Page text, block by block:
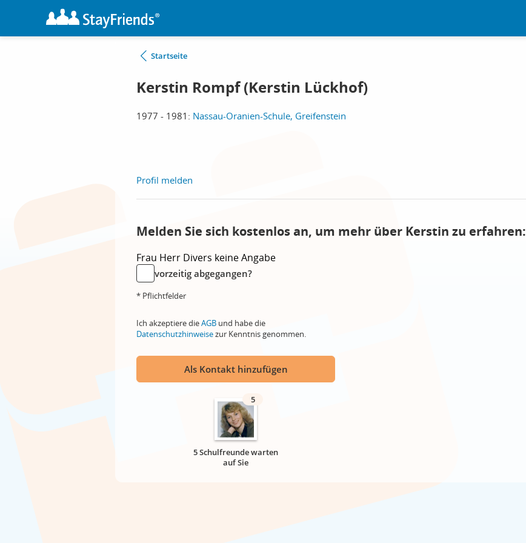
Startseite
Kerstin Rompf (Kerstin Lückhof)
1977 - 1981: Nassau-Oranien-Schule, Greifenstein
Profil melden
Melden Sie sich kostenlos an, um mehr über Kerstin zu erfahren:
Frau Herr Divers keine Angabe
vorzeitig abgegangen?
* Pflichtfelder
Ich akzeptiere dieAGB und habe die
Datenschutzhinweisezur Kenntnis genommen.
Als Kontakt hinzufügen
5
5 Schulfreunde warten
auf Sie